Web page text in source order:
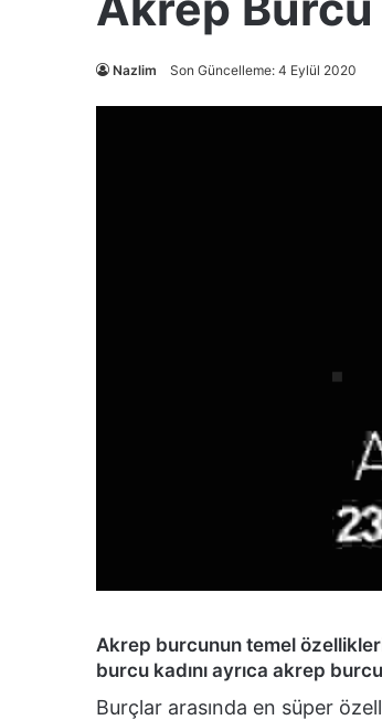
Nazlim Son Güncelleme: 4 Eylül 2020
Akrep burcunun temel
burcu kadını ayrıca akrep
Burçlar arasında en süper